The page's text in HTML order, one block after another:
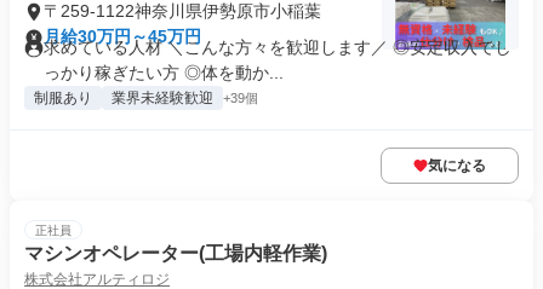
〒259-1122神奈川県伊勢原市小稲葉
月給30万円～45万円
求めている人材 ＼こんな方々を歓迎します／ ◎安定収入でし
っかり稼ぎたい方 ◎体を動か...
制服あり 業界未経験歓迎 +39個
気になる
正社員
マシンオペレーター(工場内軽作業)
株式会社アルティロジ